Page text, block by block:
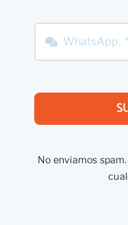
No enviamos